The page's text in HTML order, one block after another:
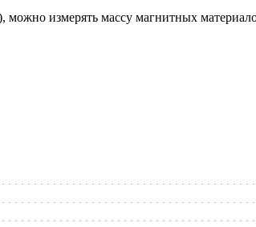
можно измерять массу магнитных